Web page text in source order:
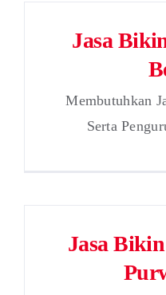
Jasa
Membutuhkan
Serta
Jasa